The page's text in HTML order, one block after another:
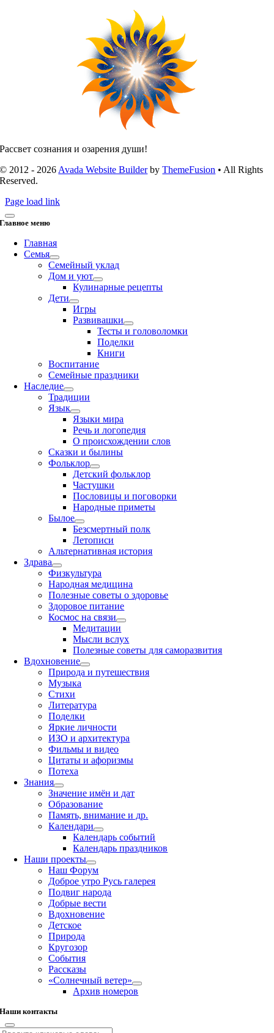
Рассвет сознания и озарения души!
© 2012 - 2026 Avada Website BuilderbyThemeFusion • All Rights
Reserved.
Page load link
Главное меню
Главная
Семья
Семейный уклад
Дом и уют
Кулинарные рецепты
Дети
Игры
Развивашки
Тесты и головоломки
Поделки
Книги
Воспитание
Семейные праздники
Наследие
Традиции
Язык
Языки мира
Речь и логопедия
О происхождении слов
Сказки и былины
Фольклор
Детский фольклор
Частушки
Пословицы и поговорки
Народные приметы
Былое
Безсмертный полк
Летописи
Альтернативная история
Здрава
Физкультура
Народная медицина
Полезные советы о здоровье
Здоровое питание
Космос на связи
Медитации
Мысли вслух
Полезные советы для саморазвития
Вдохновение
Природа и путешествия
Музыка
Стихи
Литература
Поделки
Яркие личности
ИЗО и архитектура
Фильмы и видео
Цитаты и афоризмы
Потеха
Знания
Значение имён и дат
Образование
Память, внимание и др.
Календари
Календарь событий
Календарь праздников
Наши проекты
Наш Форум
Доброе утро Русь галерея
Подвиг народа
Добрые вести
Вдохновение
Детское
Природа
Кругозор
События
Рассказы
«Солнечный ветер»
Архив номеров
Наши контакты